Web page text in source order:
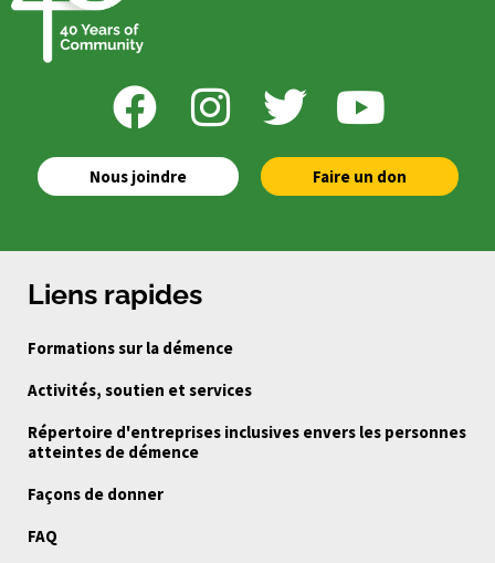
Nous joindre Faire un don
Liens rapides
Formations sur la démence
Activités, soutien et services
Répertoire d'entreprises inclusives envers les personnes
atteintes de démence
Façons de donner
FAQ